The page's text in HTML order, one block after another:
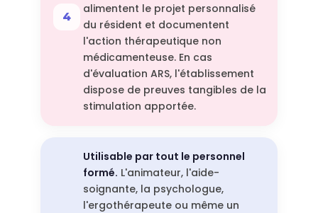
alimentent le projet personnalisé
du résident et documentent
l'action thérapeutique non
médicamenteuse. En cas
d'évaluation ARS, l'établissement
dispose de preuves tangibles de la
stimulation apportée.
Utilisable par tout le personnel
formé. L'animateur, l'aide-
soignante, la psychologue,
l'ergothérapeute ou même un